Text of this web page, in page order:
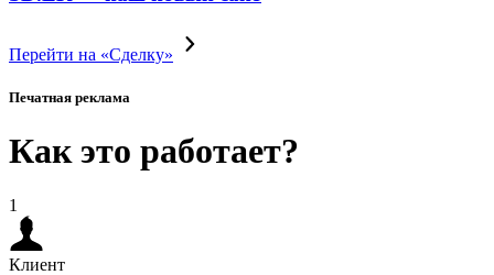
Перейти на «Сделку»
Печатная реклама
Как это работает?
1
Клиент